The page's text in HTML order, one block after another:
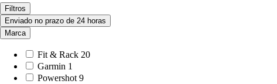
Filtros
Enviado no prazo de 24 horas
Marca
Fit & Rack 20
Garmin 1
Powershot 9